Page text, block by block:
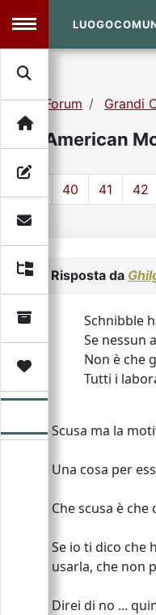
MENU
Search
DVD Shop
Info Sito
Login
Vecchio Sito
Archivio
Forum
Donazione
Forum Grandi
American
40 41 42
Risposta da
Schnibble
Se nessun
Non è che
Tutti i
Scusa ma la
Una cosa per
Che scusa è
Se io ti dico che
usarla, che non
Direi di no ...